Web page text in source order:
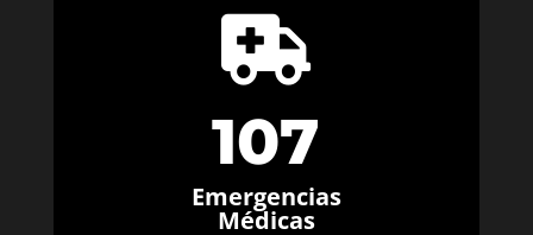

107
Emergencias
Médicas